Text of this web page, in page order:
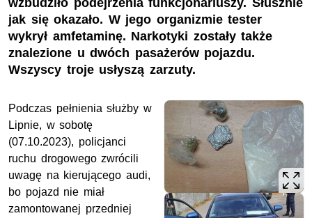
jak się okazało. W jego organizmie tester
wykrył amfetaminę. Narkotyki zostały także
znalezione u dwóch pasażerów pojazdu.
Wszyscy troje usłyszą zarzuty.
Podczas pełnienia służby w
Lipnie, w sobotę
(07.10.2023), policjanci
ruchu drogowego zwrócili
uwagę na kierującego audi,
bo pojazd nie miał
zamontowanej przedniej